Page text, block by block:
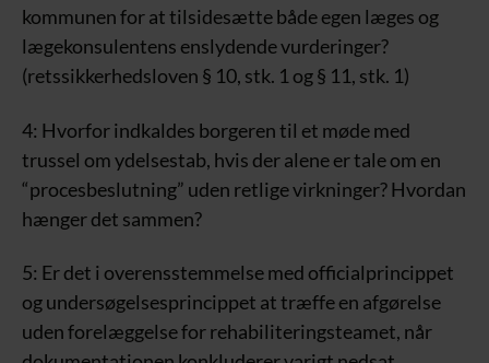
kommunen for at tilsidesætte både egen læges og
lægekonsulentens enslydende vurderinger?
(retssikkerhedsloven § 10, stk. 1 og § 11, stk. 1)
4: Hvorfor indkaldes borgeren til et møde med
trussel om ydelsestab, hvis der alene er tale om en
“procesbeslutning” uden retlige virkninger? Hvordan
hænger det sammen?
5: Er det i overensstemmelse med officialprincippet
og undersøgelsesprincippet at træffe en afgørelse
uden forelæggelse for rehabiliteringsteamet, når